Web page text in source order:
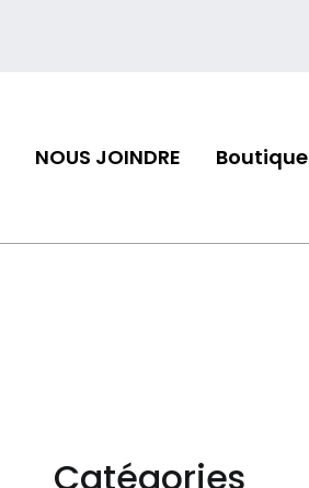
NOUS JOINDRE Boutique
Catégories